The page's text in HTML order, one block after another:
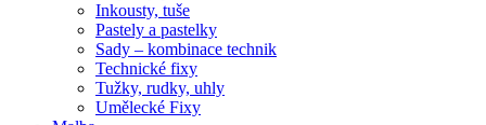
Inkousty, tuše
Pastely a pastelky
Sady – kombinace technik
Technické fixy
Tužky, rudky, uhly
Umělecké Fixy